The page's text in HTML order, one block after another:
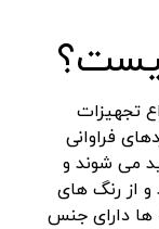
تجهیزات
فراوانی
می شوند و
و از رنگ های
ها دارای جنس